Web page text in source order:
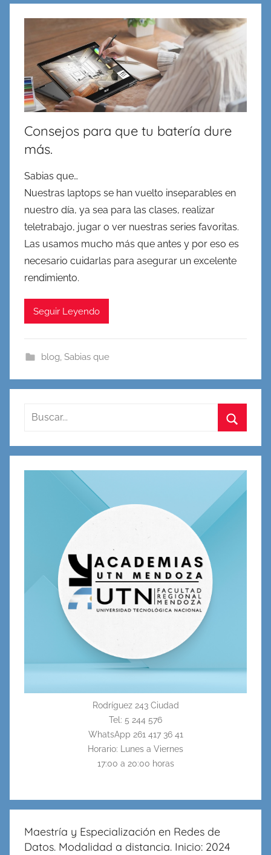
Cableado
Virtualidad
Consejos para que tu batería dure
más.
Sabias que…
Nuestras laptops se han vuelto inseparables en
nuestro día, ya sea para las clases, realizar
teletrabajo, jugar o ver nuestras series favoritas.
Las usamos mucho más que antes y por eso es
necesario cuidarlas para asegurar un excelente
rendimiento.
Seguir Leyendo
blog, Sabias que
Buscar:
Rodríguez 243 Ciudad
Tel: 5 244 576
WhatsApp 261 417 36 41
Horario: Lunes a Viernes
17:00 a 20:00 horas
Maestría y Especialización en Redes de
Datos. Modalidad a distancia. Inicio: 2024